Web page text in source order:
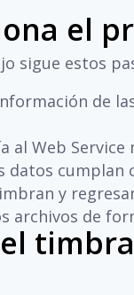
el
sigue estos
de
al Web
datos
y
archivos de